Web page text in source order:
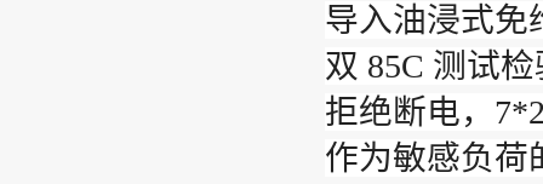
导入油浸式免
双 85C 测试
拒绝断电，
作为敏感负荷